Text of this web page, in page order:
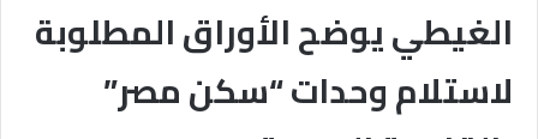
الغيطي يوضح الأوراق المطلوبة
لاستلام وحدات “سكن مصر”